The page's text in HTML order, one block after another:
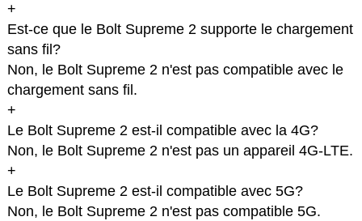
+
Est-ce que le Bolt Supreme 2 supporte le chargement
sans fil?
Non, le Bolt Supreme 2 n'est pas compatible avec le
chargement sans fil.
+
Le Bolt Supreme 2 est-il compatible avec la 4G?
Non, le Bolt Supreme 2 n'est pas un appareil 4G-LTE.
+
Le Bolt Supreme 2 est-il compatible avec 5G?
Non, le Bolt Supreme 2 n'est pas compatible 5G.